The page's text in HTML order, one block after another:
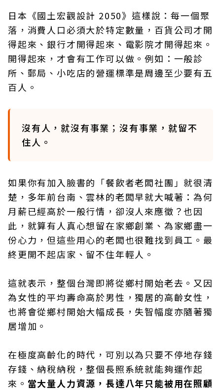
日本《國土宏觀設計 2050》這樣說：每一個聚
落，消費人口必須大於特定數量，百貨公司才開
得起來、銀行才開得起來、電影院才開得起來。
開得起來，才會有工作可以做。例如：一般診
所、郵局、小吃店的營運標準是周邊至少要有五
百人。
沒有人，就沒有事業；沒有事業，就留不
住人。
如果你有加入臉書的「餐飲者老闆社團」就很清
楚，多年前台南、雲林的老闆早就大喊著：為何
月薪已經高於一般行情，卻沒人來應徵？也因
此，就算有人真心想留在家鄉創業、為家鄉盡一
份心力，但這些用心的老闆也很難找到員工。最
終更開不起店家、留不住年輕人。
這就表示，整個台灣即將從鄉村開始老去。又因
為女性的平均壽命高於男性，獨居的高齡女性，
也將會從鄉村開始大幅成長，失智幅度亦隨著獨
居增加。
在極度高齡化的時代，可別以為只要不停地存錢
存錢、納稅納稅，整個長照系統就能夠運作起
來。 當大量人力資源，長達八年只能被用在照顧